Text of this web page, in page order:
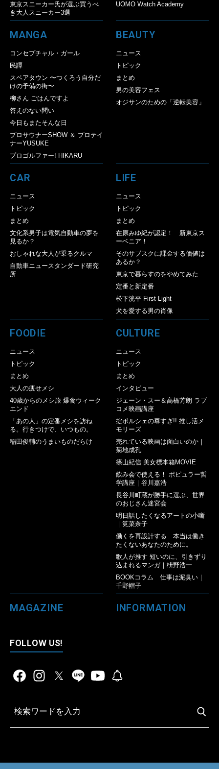
東京スニーカー氏が選ぶ買うべ
き大人スニーカー3選
UOMO Watch Academy
MANGA
コンセプチャル・ガール
民譚
スペアタウン 〜つくろう自分だ
けの予備の街〜
柳さん ごはんですよ
答えのない問い
今日もまたそんな日
プロサウナーSHOW ＆ プロテイ
ナーYUSUKE
プロゴルファー! HIKARU
BEAUTY
ニュース
トピック
まとめ
男の美容フェス
オジサンのための「逆転美容」
CAR
ニュース
トピック
まとめ
文化系男子は電気自動車の夢を
見るか？
おしゃれな大人が乗るクルマ
自動車ニュースタンダード研究
所
LIFE
ニュース
トピック
まとめ
在原みゆ紀が認定！ 新東京ス
ーベニア！
そのサブスクに課金する価値は
あるか？
東京で暮らすのをやめてみた
定番と新定番
松下洸平 First Light
犬を愛する男の肖像
FOODIE
ニュース
トピック
まとめ
大人の痩せメシ
40歳からのメシ旅 爆食ウィーク
エンド
「あの人」の定番メシを訪ね
る。行きつけで、いつもの。
稲田俊輔のうまいものだらけ
CULTURE
ニュース
トピック
まとめ
インタビュー
ジェーン・スー＆高橋芳朗 ラブ
コメ映画講座
掟ポルシェの尊すぎ!! 推し活メ
モリーズ
売れている映画は面白いのか｜
菊地成孔
篠山紀信 美女標本箱MOVIE
飲み会で使える！ ポピュラー哲
学講座｜谷川嘉浩
長谷川町蔵が勝手に選ぶ、世界
のおじさん迷宮会
明日話したくなるアートの小噺
｜筧菜奈子
働くを再設計する 本当は働き
たくないあなたのために。
歌人が推す 短いのに、引きずり
込まれるマンガ｜枡野浩一
BOOKコラム 仕事は泥臭い｜
千野帽子
MAGAZINE INFORMATION
FOLLOW US!